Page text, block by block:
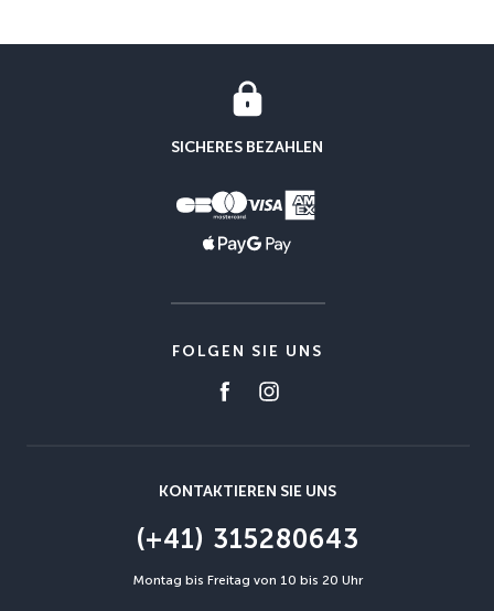
SICHERES BEZAHLEN
FOLGEN SIE UNS
KONTAKTIEREN SIE UNS
(+41) 315280643
Montag bis Freitag von 10 bis 20 Uhr